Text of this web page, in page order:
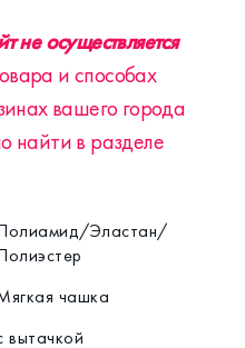
не осуществляется
и способах
вашего города
найти в разделе
Эластан/
чашка
вытачкой